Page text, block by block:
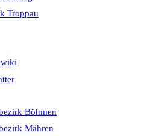
Troppau
Böhmen
Mähren